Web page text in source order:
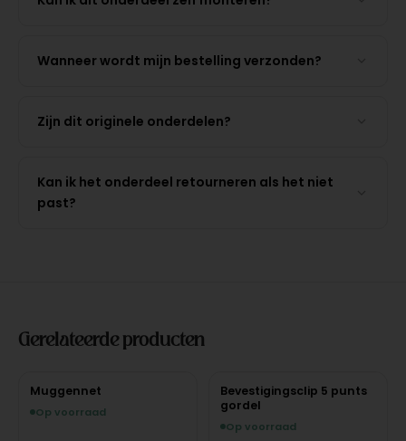
Wanneer wordt mijn bestelling verzonden?
Zijn dit originele onderdelen?
Kan ik het onderdeel retourneren als het niet
past?
Gerelateerde producten
Muggennet
Op voorraad
Bevestigingsclip 5 punts
gordel
Op voorraad